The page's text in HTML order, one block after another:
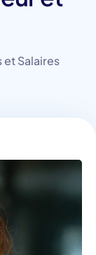
et Salaires